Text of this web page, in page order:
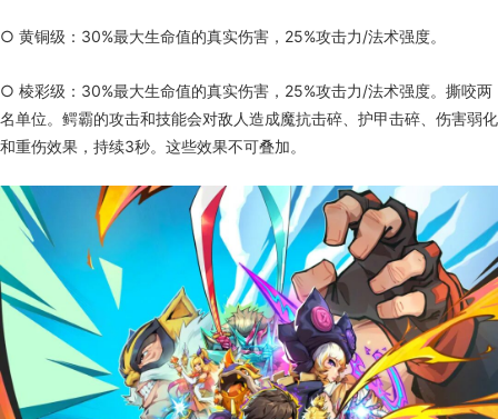
○ 黄铜级：30%最大生命值的真实伤害，25%攻击力/法术强度。
○ 棱彩级：30%最大生命值的真实伤害，25%攻击力/法术强度。撕咬两
名单位。鳄霸的攻击和技能会对敌人造成魔抗击碎、护甲击碎、伤害弱化
和重伤效果，持续3秒。这些效果不可叠加。